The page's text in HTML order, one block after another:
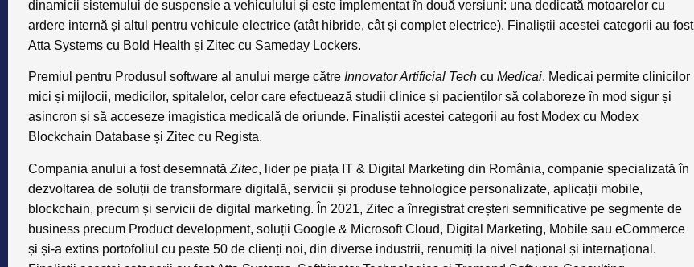
dinamicii sistemului de suspensie a vehiculului și este implementat în două versiuni: una dedicată motoarelor cu
ardere internă și altul pentru vehicule electrice (atât hibride, cât și complet electrice). Finaliștii acestei categorii au fost
Atta Systems cu Bold Health și Zitec cu Sameday Lockers.
Premiul pentru Produsul software al anului merge către Innovator Artificial Tech cu Medicai. Medicai permite clinicilor
mici și mijlocii, medicilor, spitalelor, celor care efectuează studii clinice și pacienților să colaboreze în mod sigur și
asincron și să acceseze imagistica medicală de oriunde. Finaliștii acestei categorii au fost Modex cu Modex
Blockchain Database și Zitec cu Regista.
Compania anului a fost desemnată Zitec, lider pe piața IT & Digital Marketing din România, companie specializată în
dezvoltarea de soluții de transformare digitală, servicii și produse tehnologice personalizate, aplicații mobile,
blockchain, precum și servicii de digital marketing. În 2021, Zitec a înregistrat creșteri semnificative pe segmente de
business precum Product development, soluții Google & Microsoft Cloud, Digital Marketing, Mobile sau eCommerce
și și-a extins portofoliul cu peste 50 de clienți noi, din diverse industrii, renumiți la nivel național și internațional.